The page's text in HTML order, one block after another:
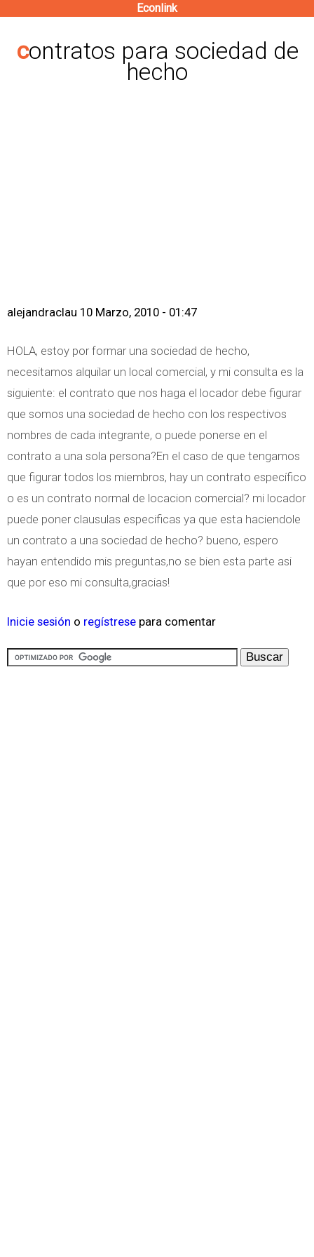
contenido
principal
Econlink
contratos para sociedad de
hecho
alejandraclau 10 Marzo, 2010 - 01:47
HOLA, estoy por formar una sociedad de hecho,
necesitamos alquilar un local comercial, y mi consulta es la
siguiente: el contrato que nos haga el locador debe figurar
que somos una sociedad de hecho con los respectivos
nombres de cada integrante, o puede ponerse en el
contrato a una sola persona?En el caso de que tengamos
que figurar todos los miembros, hay un contrato específico
o es un contrato normal de locacion comercial? mi locador
puede poner clausulas especificas ya que esta haciendole
un contrato a una sociedad de hecho? bueno, espero
hayan entendido mis preguntas,no se bien esta parte asi
que por eso mi consulta,gracias!
Inicie sesión o regístrese para comentar